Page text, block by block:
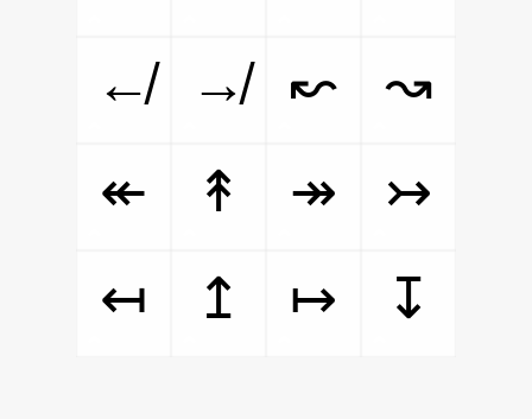
↚
↛ ↜
↝
↞
↟ ↠
↣
↤
↥ ↦ ↧